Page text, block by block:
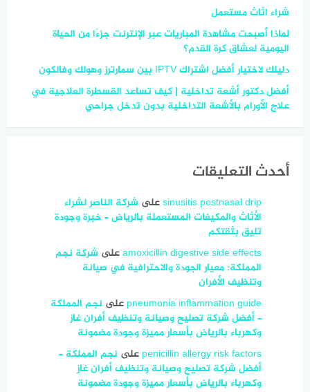
شراء اثاث مستعمل
لماذا أصبحت مشاهدة المباريات عبر الإنترنت جزءًا من الحياة
اليومية لعشاق كرة القدم؟
دليلك لاختيار أفضل اشتراك IPTV بين سمارترز وهولك وفالكون
أفضل دكتور أشعة تداخلية | كيف تساعد القسطرة العلاجية في
علاج الأورام بالأشعة التداخلية بدون تدخل جراحي
أحدث التعليقات
sinusitis postnasal dripعلى شركة الناصر لشراء
الأثاث والمكيفات المستعملة بالرياض – خبرة وجودة
تليق بثقتكم
amoxicillin digestive side effectsعلى شركة نجم
المملكة: معيار الجودة والاحترافية في صيانة
وتنظيف الأفران
pneumonia inflammation guide على نجم المملكة
– أفضل شركة تصليح وصيانة وتنظيف أفران غاز
وكهرباء بالرياض بأسعار مميزة وجودة مضمونة
penicillin allergy risk factors على نجم المملكة –
أفضل شركة تصليح وصيانة وتنظيف أفران غاز
وكهرباء بالرياض بأسعار مميزة وجودة مضمونة